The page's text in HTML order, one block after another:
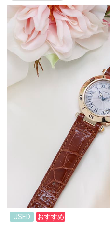
USED
おすすめ